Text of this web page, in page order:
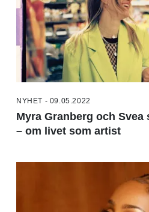
NYHET - 09.05.2022
Myra Granberg och
– om livet som artist